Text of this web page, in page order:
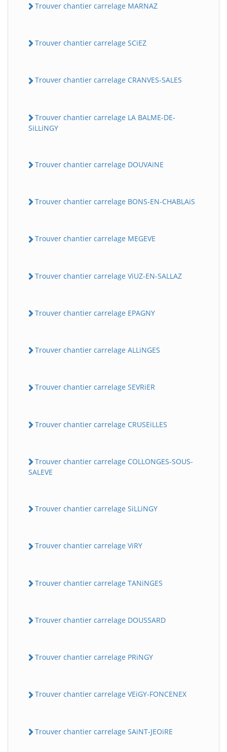
Trouver chantier carrelage MARNAZ
Trouver chantier carrelage SCiEZ
Trouver chantier carrelage CRANVES-SALES
Trouver chantier carrelage LA BALME-DE-
SiLLiNGY
Trouver chantier carrelage DOUVAiNE
Trouver chantier carrelage BONS-EN-CHABLAiS
Trouver chantier carrelage MEGEVE
Trouver chantier carrelage ViUZ-EN-SALLAZ
Trouver chantier carrelage EPAGNY
Trouver chantier carrelage ALLiNGES
Trouver chantier carrelage SEVRiER
Trouver chantier carrelage CRUSEiLLES
Trouver chantier carrelage COLLONGES-SOUS-
SALEVE
Trouver chantier carrelage SiLLiNGY
Trouver chantier carrelage ViRY
Trouver chantier carrelage TANiNGES
Trouver chantier carrelage DOUSSARD
Trouver chantier carrelage PRiNGY
Trouver chantier carrelage VEiGY-FONCENEX
Trouver chantier carrelage SAiNT-JEOiRE